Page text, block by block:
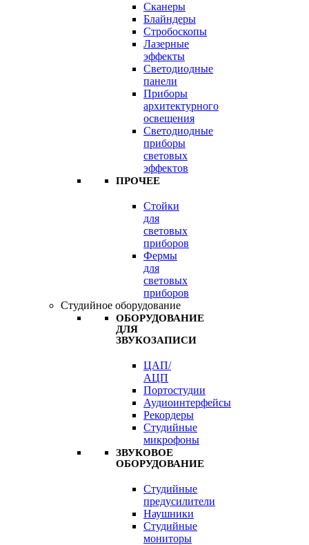
Сканеры
Блайндеры
Стробоскопы
Лазерные
эффекты
Светодиодные
панели
Приборы
архитектурного
освещения
Светодиодные
приборы
световых
эффектов
ПРОЧЕЕ
Стойки
для
световых
приборов
Фермы
для
световых
приборов
Студийное оборудование
ОБОРУДОВАНИЕ
ДЛЯ
ЗВУКОЗАПИСИ
ЦАП/
АЦП
Портостудии
Аудиоинтерфейсы
Рекордеры
Студийные
микрофоны
ЗВУКОВОЕ
ОБОРУДОВАНИЕ
Студийные
предусилители
Наушники
Студийные
мониторы